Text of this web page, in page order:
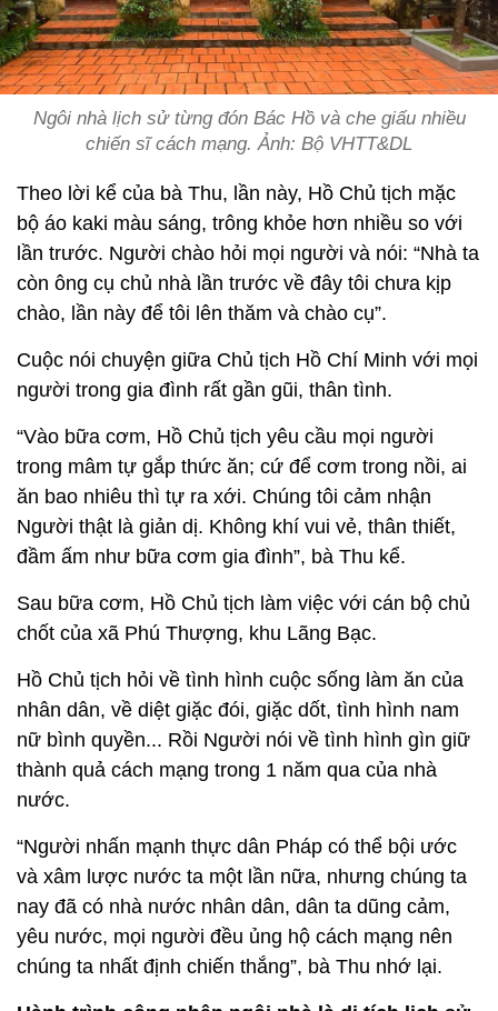
Ngôi nhà lịch sử từng đón Bác Hồ và che giấu nhiều
chiến sĩ cách mạng. Ảnh: Bộ VHTT&DL
Theo lời kể của bà Thu, lần này, Hồ Chủ tịch mặc
bộ áo kaki màu sáng, trông khỏe hơn nhiều so với
lần trước. Người chào hỏi mọi người và nói: “Nhà ta
còn ông cụ chủ nhà lần trước về đây tôi chưa kịp
chào, lần này để tôi lên thăm và chào cụ”.
Cuộc nói chuyện giữa Chủ tịch Hồ Chí Minh với mọi
người trong gia đình rất gần gũi, thân tình.
“Vào bữa cơm, Hồ Chủ tịch yêu cầu mọi người
trong mâm tự gắp thức ăn; cứ để cơm trong nồi, ai
ăn bao nhiêu thì tự ra xới. Chúng tôi cảm nhận
Người thật là giản dị. Không khí vui vẻ, thân thiết,
đầm ấm như bữa cơm gia đình”, bà Thu kể.
Sau bữa cơm, Hồ Chủ tịch làm việc với cán bộ chủ
chốt của xã Phú Thượng, khu Lãng Bạc.
Hồ Chủ tịch hỏi về tình hình cuộc sống làm ăn của
nhân dân, về diệt giặc đói, giặc dốt, tình hình nam
nữ bình quyền... Rồi Người nói về tình hình gìn giữ
thành quả cách mạng trong 1 năm qua của nhà
nước.
“Người nhấn mạnh thực dân Pháp có thể bội ước
và xâm lược nước ta một lần nữa, nhưng chúng ta
nay đã có nhà nước nhân dân, dân ta dũng cảm,
yêu nước, mọi người đều ủng hộ cách mạng nên
chúng ta nhất định chiến thắng”, bà Thu nhớ lại.